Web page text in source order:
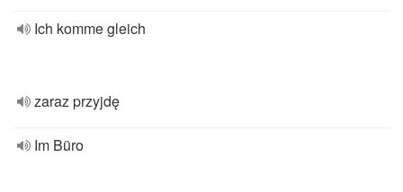
Ich komme gleich
zaraz przyjdę
Im Büro